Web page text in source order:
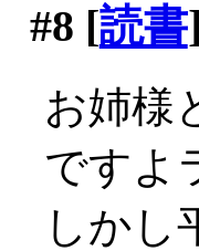
#8 [読書
お姉様
ですよ
しかし